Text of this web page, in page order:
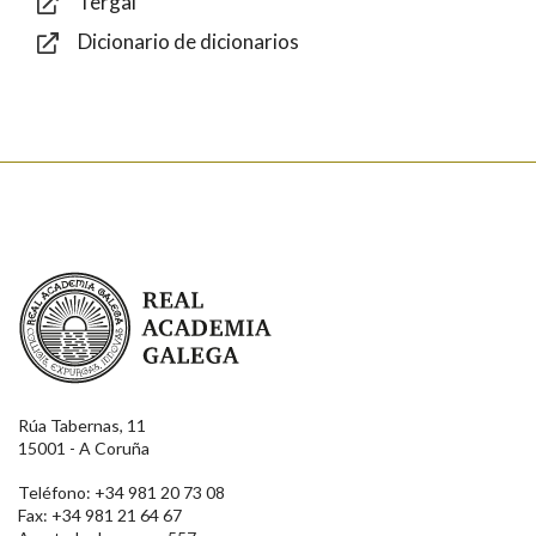
Dicionario de dicionarios
Real Academia Galega
Rúa Tabernas, 11
15001 - A Coruña
Teléfono: +34 981 20 73 08
Fax: +34 981 21 64 67